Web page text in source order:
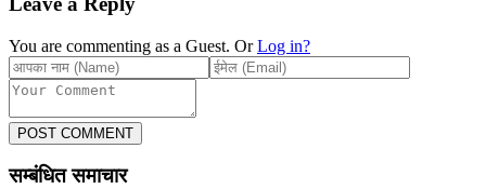
You are commenting as a Guest. Or Log in?
POST COMMENT
सम्बंधित समाचार